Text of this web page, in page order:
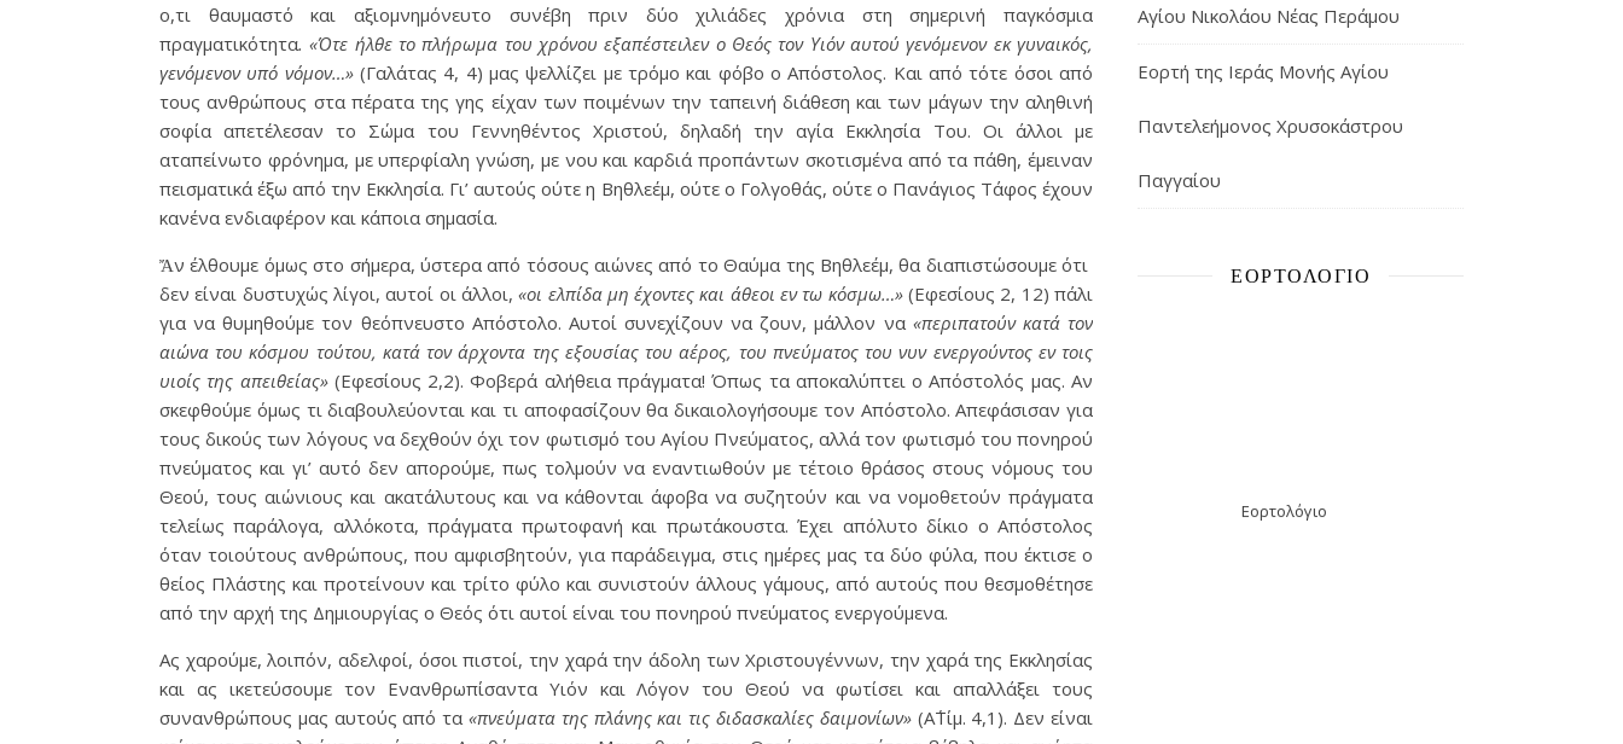
ο,τι θαυμαστό και αξιομνημόνευτο συνέβη πριν δύο χιλιάδες χρόνια στη σημερινή παγκόσμια
πραγματικότητα. «Ότε ήλθε το πλήρωμα του χρόνου εξαπέστειλεν ο Θεός τον Υιόν αυτού γενόμενον εκ γυναικός,
γενόμενον υπό νόμον…» (Γαλάτας 4, 4) μας ψελλίζει με τρόμο και φόβο ο Απόστολος. Και από τότε όσοι από
τους ανθρώπους στα πέρατα της γης είχαν των ποιμένων την ταπεινή διάθεση και των μάγων την αληθινή
σοφία απετέλεσαν το Σώμα του Γεννηθέντος Χριστού, δηλαδή την αγία Εκκλησία Του. Οι άλλοι με
αταπείνωτο φρόνημα, με υπερφίαλη γνώση, με νου και καρδιά προπάντων σκοτισμένα από τα πάθη, έμειναν
πεισματικά έξω από την Εκκλησία. Γι’ αυτούς ούτε η Βηθλεέμ, ούτε ο Γολγοθάς, ούτε ο Πανάγιος Τάφος έχουν
κανένα ενδιαφέρον και κάποια σημασία.
Ἄν έλθουμε όμως στο σήμερα, ύστερα από τόσους αιώνες από το Θαύμα της Βηθλεέμ, θα διαπιστώσουμε ότι
δεν είναι δυστυχώς λίγοι, αυτοί οι άλλοι,«οι ελπίδα μη έχοντες και άθεοι εν τω κόσμω…»(Εφεσίους 2, 12) πάλι
για να θυμηθούμε τον θεόπνευστο Απόστολο. Αυτοί συνεχίζουν να ζουν, μάλλον να «περιπατούν κατά τον
αιώνα του κόσμου τούτου, κατά τον άρχοντα της εξουσίας του αέρος, του πνεύματος του νυν ενεργούντος εν τοις
υιοίς της απειθείας» (Εφεσίους 2,2). Φοβερά αλήθεια πράγματα! Όπως τα αποκαλύπτει ο Απόστολός μας. Αν
σκεφθούμε όμως τι διαβουλεύονται και τι αποφασίζουν θα δικαιολογήσουμε τον Απόστολο. Απεφάσισαν για
τους δικούς των λόγους να δεχθούν όχι τον φωτισμό του Αγίου Πνεύματος, αλλά τον φωτισμό του πονηρού
πνεύματος και γι’ αυτό δεν απορούμε, πως τολμούν να εναντιωθούν με τέτοιο θράσος στους νόμους του
Θεού, τους αιώνιους και ακατάλυτους και να κάθονται άφοβα να συζητούν και να νομοθετούν πράγματα
τελείως παράλογα, αλλόκοτα, πράγματα πρωτοφανή και πρωτάκουστα. Έχει απόλυτο δίκιο ο Απόστολος
όταν τοιούτους ανθρώπους, που αμφισβητούν, για παράδειγμα, στις ημέρες μας τα δύο φύλα, που έκτισε ο
θείος Πλάστης και προτείνουν και τρίτο φύλο και συνιστούν άλλους γάμους, από αυτούς που θεσμοθέτησε
από την αρχή της Δημιουργίας ο Θεός ότι αυτοί είναι του πονηρού πνεύματος ενεργούμενα.
Ας χαρούμε, λοιπόν, αδελφοί, όσοι πιστοί, την χαρά την άδολη των Χριστουγέννων, την χαρά της Εκκλησίας
και ας ικετεύσουμε τον Ενανθρωπίσαντα Υιόν και Λόγον του Θεού να φωτίσει και απαλλάξει τους
συνανθρώπους μας αυτούς από τα «πνεύματα της πλάνης και τις διδασκαλίες δαιμονίων» (Α΄Τίμ. 4,1). Δεν είναι
Αγίου Νικολάου Νέας Περάμου
Εορτή της Ιεράς Μονής Αγίου
Παντελεήμονος Χρυσοκάστρου
Παγγαίου
ΕΟΡΤΟΛΌΓΙΟ
Εορτολόγιο